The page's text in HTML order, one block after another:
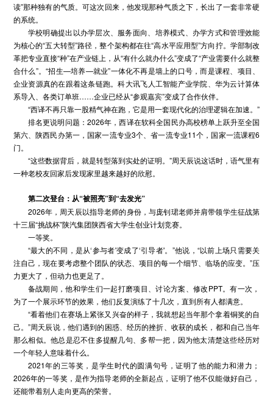
读”那种独有的气质。可这次回来，他发现那种气质之下，长出了一套非常硬
的系统。
学校明确提出以办学层次、服务面向、培养模式、办学方式和管理效能
为核心的“五大转型”路径，整个架构都在往“高水平应用型”方向拧。学部制改
革把专业直接“种”在产业链上，从“有什么就办什么”变成了“产业需要什么就整
合什么”。“招生—培养—就业”一体化不再是墙上的口号，而是课程、项目、
企业资源真的在跟着这条链跑。科大讯飞人工智能产业学院、华为云计算体
系导入、各类订单班……企业已经从“参观嘉宾”变成了合作伙伴。
“西译不再只靠一股精气神在跑，它是用一套现代化的治理逻辑在加速。”
排名更说明问题：2026年，西译在软科全国民办高校榜单上跃升至全国
第六、陕西民办第一，国家一流专业3个、省一流专业11个，国家一流课程6
门。
“这些数据背后，就是转型落到实处的证明。”周天辰说这话时，语气里有
一种老校友回家后发现家里越来越好的欣慰。
第二次登台：从“被照亮”到“去发光”
2026年，周天辰以指导老师的身份，与庞钊珺老师并肩带领学生征战第
十三届“挑战杯”陕汽集团陕西省大学生创业计划竞赛。
一等奖。
“最大的不同，是从‘参与者'变成了‘引导者'。”他说，“以前上场只需要关
注自己，现在要考虑整个团队的状态、项目的每一个细节、临场的应变。”压
力更大了，但动力也更足了。
备战期间，他和学生们一起打磨项目、讨论方案、修改PPT。有一次，
为了一个展示环节的效果，他们反复演练了十几次，直到所有人都满意。
“看着他们在赛场上紧张又兴奋的样子，我就想起当年那个拿着铜奖的自
己。”周天辰说，他们遇到的困惑、经历的挫折、收获的成长，都和自己当年
那么相似。他总是忍不住多提醒几句、多帮一把，因为他太清楚这些经历对
一个年轻人意味着什么。
2021年的三等奖，是学生时代的圆满句号，证明了他的能力和潜力；
2026年的一等奖，是作为指导老师的全新起点，证明了他不仅能做好自己，
还能带着别人走向更高的荣誉。